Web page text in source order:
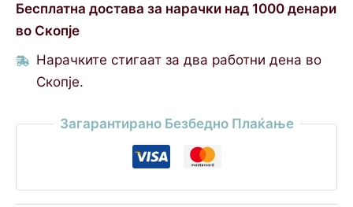
Бесплатна достава за нарачки над 1000 денари
во Скопје
Нарачките стигаат за два работни дена во
Скопје.
Загарантирано Безбедно Плаќање